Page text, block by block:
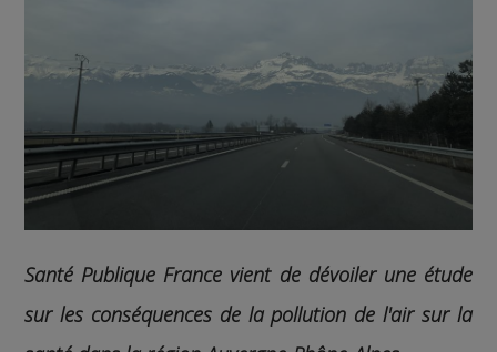
Santé Publique France vient de dévoiler une étude
sur les conséquences de la pollution de l'air sur la